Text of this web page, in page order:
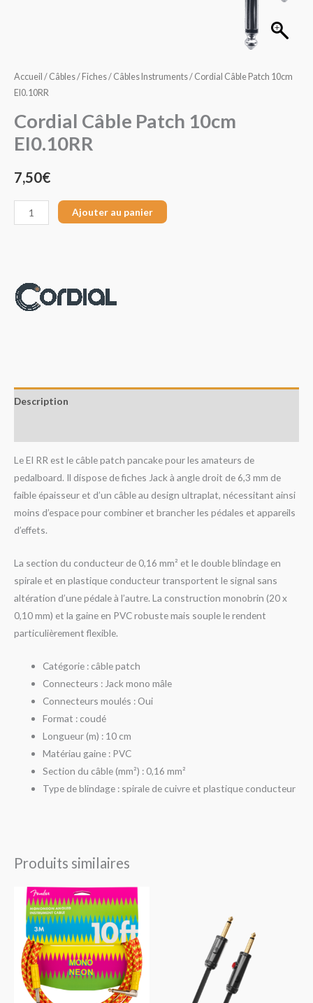
Accueil / Câbles / Fiches/ Câbles Instruments/ Cordial Câble Patch 10cm
EI0.10RR
Cordial Câble Patch 10cm
EI0.10RR
7,50€
Ajouter au panier
Description
Le EI RR est le câble patch pancake pour les amateurs de
pedalboard. Il dispose de fiches Jack à angle droit de 6,3 mm de
faible épaisseur et d’un câble au design ultraplat, nécessitant ainsi
moins d’espace pour combiner et brancher les pédales et appareils
d’effets.
La section du conducteur de 0,16 mm² et le double blindage en
spirale et en plastique conducteur transportent le signal sans
altération d’une pédale à l’autre. La construction monobrin (20 x
0,10 mm) et la gaine en PVC robuste mais souple le rendent
particulièrement flexible.
Catégorie : câble patch
Connecteurs : Jack mono mâle
Connecteurs moulés : Oui
Format : coudé
Longueur (m) : 10 cm
Matériau gaine : PVC
Section du câble (mm²) : 0,16 mm²
Type de blindage : spirale de cuivre et plastique conducteur
Produits similaires